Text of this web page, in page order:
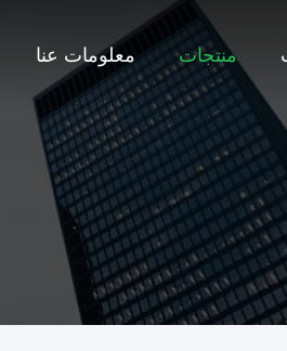
منتجات معلومات عنا